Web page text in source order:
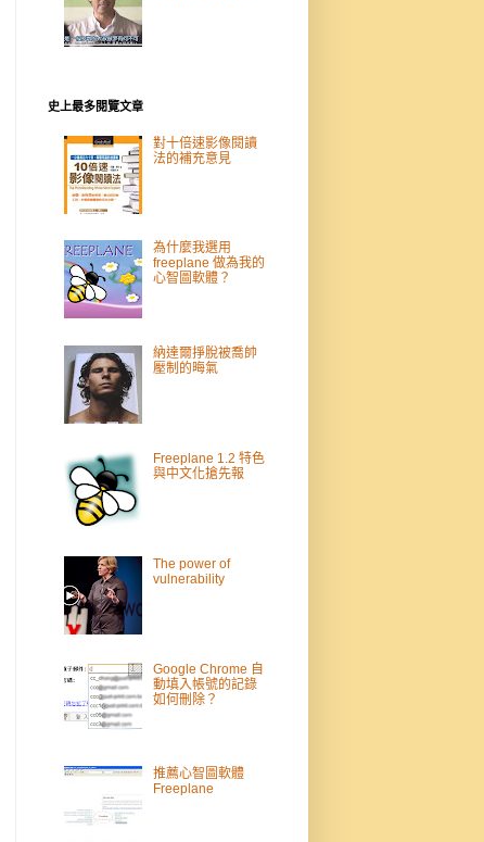
史上最多閱覽文章
對十倍速影像閱讀
法的補充意見
為什麼我選用
freeplane 做為我的
心智圖軟體？
納達爾掙脫被喬帥
壓制的晦氣
Freeplane 1.2 特色
與中文化搶先報
The power of
vulnerability
Google Chrome 自
動填入帳號的記錄
如何刪除？
推薦心智圖軟體
Freeplane